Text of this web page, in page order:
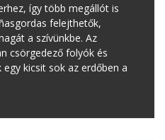
így több megállót is
felejthetők,
a szívünkbe. Az
csörgedező folyók és
egy kicsit sok az erdőben a